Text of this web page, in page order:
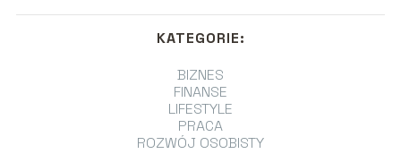
KATEGORIE:
BIZNES
FINANSE
LIFESTYLE
PRACA
ROZWÓJ OSOBISTY